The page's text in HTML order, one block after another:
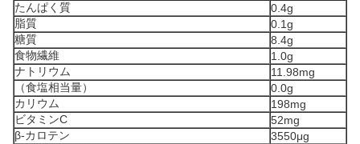
たんぱく質
0.4g
脂質
0.1g
糖質
8.4g
食物繊維
1.0g
ナトリウム
11.98mg
（食塩相当量）
0.0g
カリウム
198mg
ビタミンC
52mg
β-カロテン
3550μg